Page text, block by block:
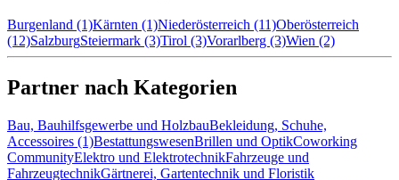
Burgenland (1)Kärnten (1)Niederösterreich (11)Oberösterreich
(12)SalzburgSteiermark (3)Tirol (3)Vorarlberg (3)Wien (2)
Partner nach Kategorien
Bau, Bauhilfsgewerbe und HolzbauBekleidung, Schuhe,
Accessoires (1)BestattungswesenBrillen und OptikCoworking
CommunityElektro und ElektrotechnikFahrzeuge und
FahrzeugtechnikGärtnerei, Gartentechnik und Floristik